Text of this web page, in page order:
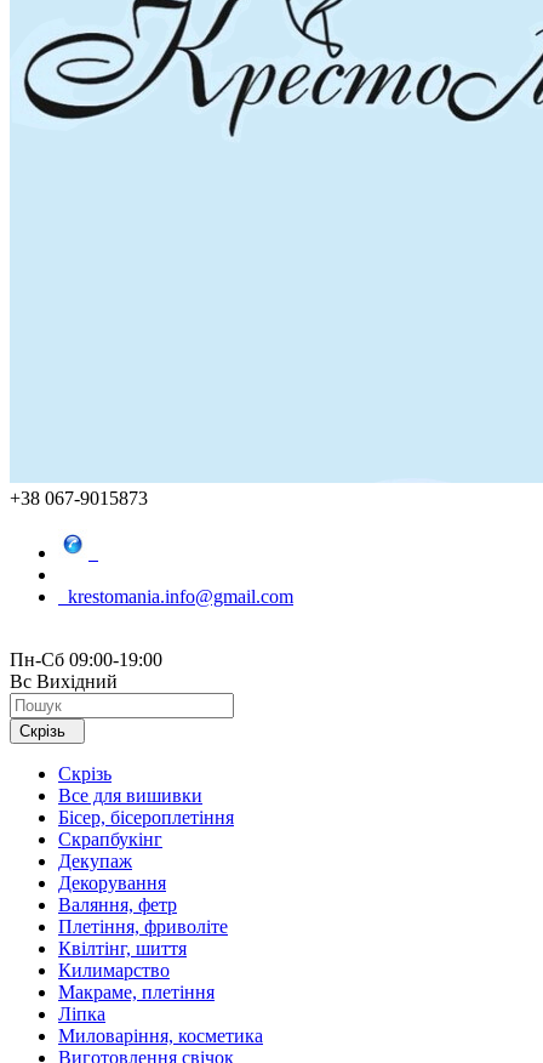
+38 067-9015873
krestomania.info@gmail.com
Пн-Сб 09:00-19:00
Вс Вихідний
Скрізь
Скрізь
Все для вишивки
Бісер, бісероплетіння
Скрапбукінг
Декупаж
Декорування
Валяння, фетр
Плетіння, фриволіте
Квілтінг, шиття
Килимарство
Макраме, плетіння
Ліпка
Миловаріння, косметика
Виготовлення свічок